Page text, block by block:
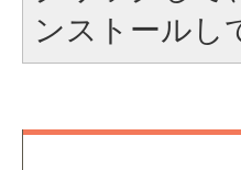
ンストールし